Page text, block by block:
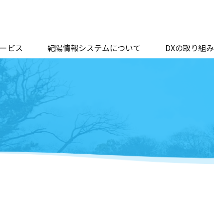
ビス 紀陽情報システムについて DXの取り組み